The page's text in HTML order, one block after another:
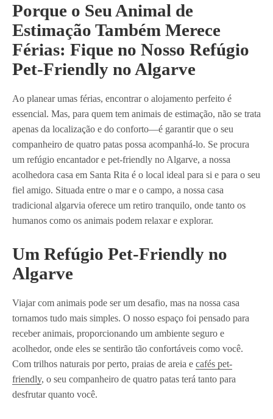
Porque o Seu Animal de
Estimação Também Merece
Férias: Fique no Nosso Refúgio
Pet-Friendly no Algarve
Ao planear umas férias, encontrar o alojamento perfeito é
essencial. Mas, para quem tem animais de estimação, não se trata
apenas da localização e do conforto—é garantir que o seu
companheiro de quatro patas possa acompanhá-lo. Se procura
um refúgio encantador e pet-friendly no Algarve, a nossa
acolhedora casa em Santa Rita é o local ideal para si e para o seu
fiel amigo. Situada entre o mar e o campo, a nossa casa
tradicional algarvia oferece um retiro tranquilo, onde tanto os
humanos como os animais podem relaxar e explorar.
Um Refúgio Pet-Friendly no
Algarve
Viajar com animais pode ser um desafio, mas na nossa casa
tornamos tudo mais simples. O nosso espaço foi pensado para
receber animais, proporcionando um ambiente seguro e
acolhedor, onde eles se sentirão tão confortáveis como você.
Com trilhos naturais por perto, praias de areia e cafés pet-
friendly, o seu companheiro de quatro patas terá tanto para
desfrutar quanto você.